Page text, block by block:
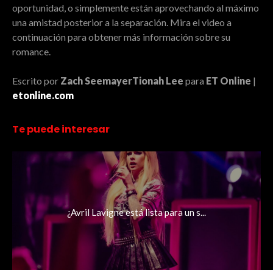
oportunidad, o simplemente están aprovechando al máximo
una amistad posterior a la separación. Mira el video a
continuación para obtener más información sobre su
romance.
Escrito por Zach Seemayer‍Tionah Lee‍ para ET Online |
etonline.com
Te puede interesar
¿Avril Lavigne está lista para un s...